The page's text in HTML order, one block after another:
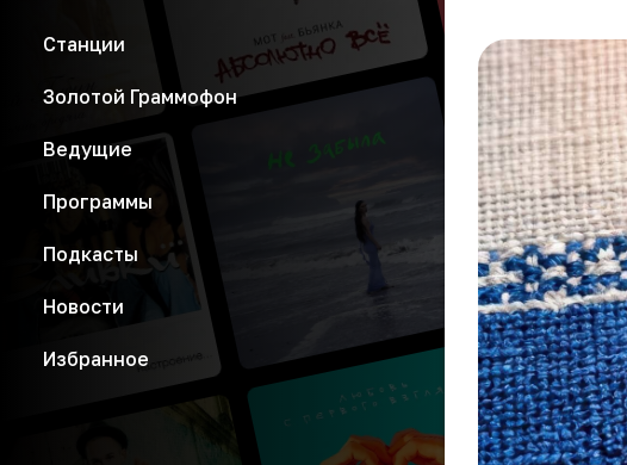
Станции
Золотой Граммофон
Ведущие
Программы
Подкасты
Новости
Избранное